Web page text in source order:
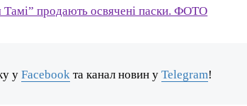
Тамі” продають освячені паски. ФОТО
уFacebook та канал новин уTelegram!